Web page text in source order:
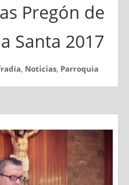
Pregón de
Santa 2017
, Noticias, Parroquia